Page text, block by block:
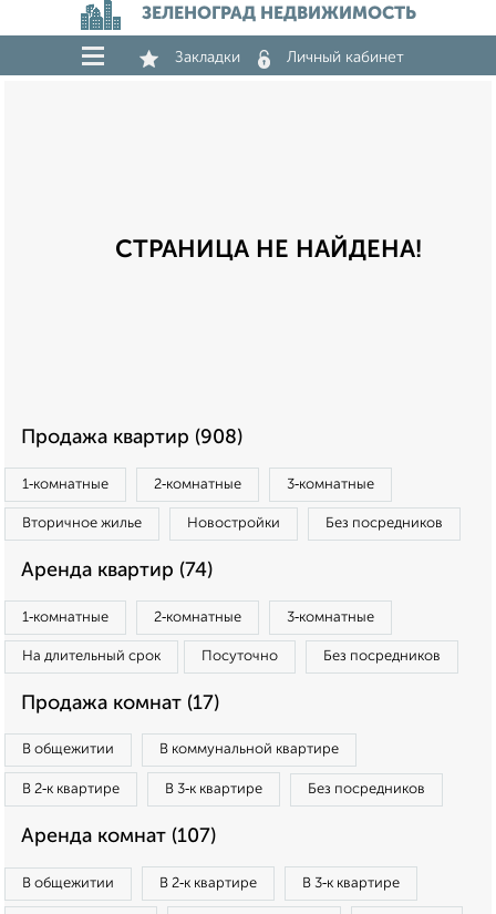
ЗЕЛЕНОГРАД НЕДВИЖИМОСТЬ
Закладки Личный кабинет
СТРАНИЦА НЕ НАЙДЕНА!
Продажа квартир (908)
1‑комнатные 2‑комнатные 3‑комнатные
Вторичное жилье Новостройки Без посредников
Аренда квартир (74)
1‑комнатные 2‑комнатные 3‑комнатные
На длительный срок Посуточно Без посредников
Продажа комнат (17)
В общежитии В коммунальной квартире
В 2‑к квартире В 3‑к квартире Без посредников
Аренда комнат (107)
В общежитии В 2‑к квартире В 3‑к квартире